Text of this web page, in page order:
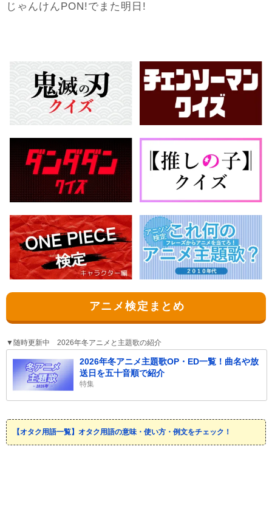
じゃんけんPON!でまた 明日 !
アニメ検定まとめ
▼随時更新中 2026年冬アニメと主題歌の紹介
2026年冬アニメ主題歌OP・ED一覧！曲名や放
送日を五十音順で紹介
特集
【オタク用語一覧】オタク用語の意味・使い方・例文をチェック！